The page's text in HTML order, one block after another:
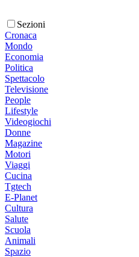
Sezioni
Cronaca
Mondo
Economia
Politica
Spettacolo
Televisione
People
Lifestyle
Videogiochi
Donne
Magazine
Motori
Viaggi
Cucina
Tgtech
E-Planet
Cultura
Salute
Scuola
Animali
Spazio